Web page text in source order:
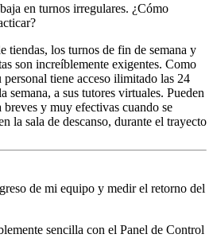
en turnos irregulares. ¿Cómo
tiendas, los turnos de fin de semana y
son increíblemente exigentes. Como
tiene acceso ilimitado las 24
semana, a sus tutores virtuales. Pueden
breves y muy efectivas cuando se
la sala de descanso, durante el trayecto
de mi equipo y medir el retorno del
sencilla con el Panel de Control